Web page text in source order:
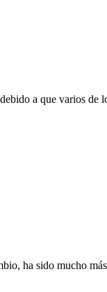
a que varios de
ha sido mucho